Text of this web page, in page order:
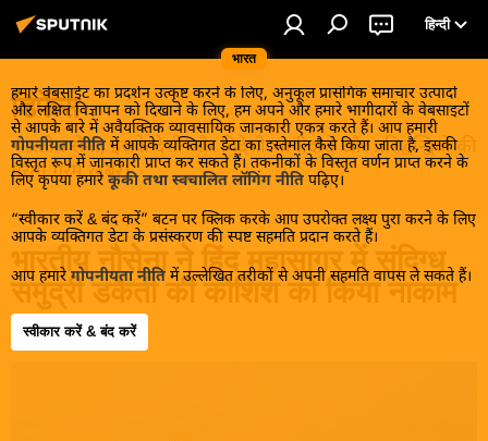
भारत
हिन्दी
हमारे वेबसाईट का प्रदर्शन उत्कृष्ट करने के लिए, अनुकूल प्रासंगिक समाचार उत्पादों
और लक्षित विज्ञापन को दिखाने के लिए, हम अपने और हमारे भागीदारों के वेबसाइटों
से आपके बारे में अवैयक्तिक व्यावसायिक जानकारी एकत्र करते हैं। आप हमारी
गोपनीयता नीति में आपके व्यक्तिगत डेटा का इस्तेमाल कैसे किया जाता है, इसकी
विस्तृत रूप में जानकारी प्राप्त कर सकते हैं। तकनीकों के विस्तृत वर्णन प्राप्त करने के
लिए कृपया हमारे कूकी तथा स्वचालित लॉगिंग नीति पढ़िए।
“स्वीकार करें & बंद करें” बटन पर क्लिक करके आप उपरोक्त लक्ष्य पुरा करने के लिए
आपके व्यक्तिगत डेटा के प्रसंस्करण की स्पष्ट सहमति प्रदान करते हैं।
आप हमारे गोपनीयता नीति में उल्लेखित तरीकों से अपनी सहमति वापस ले सकते हैं।
स्वीकार करें & बंद करें
डिफेंस
भारतीय सेना, इसके देशी और विदेशी भागीदारों और प्रतिद्वन्द्वियों की
गरमा गरम खबरें।
भारतीय नौसेना ने हिंद महासागर में संदिग्ध
समुद्री डकैती की कोशिश को किया नाकाम
16:05 19.06.2026